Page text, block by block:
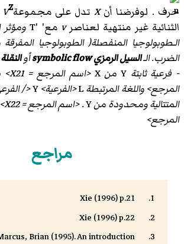
حرف . لوفرضنا أنX تدل على مجموعة VZ
الثنائية غير منتهية لعناصرv مع' 'T ومؤثر
الـطوبولوجيا المنفصلة(الطوبولوجيا المفرقة
الضرب. الـالسيل الرمزيsymbolic flowأو
- فرعية ثابتةY منX
المرجع> واللغة المرتبطةL<الفرعية>Y
</
المتتالية ومحدودة منY
المرجع>
مراجع
Xie (1996) p.21
Xie (1996) p.22
Brian (1995). An introduction